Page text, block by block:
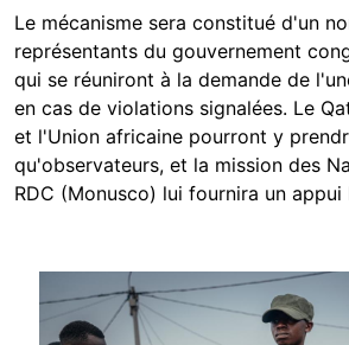
Le mécanisme sera constitué d'un
représentants du gouvernement
qui se réuniront à la demande de
en cas de violations signalées. Le
et l'Union africaine pourront y
qu'observateurs, et la mission des
RDC (Monusco) lui fournira un appui